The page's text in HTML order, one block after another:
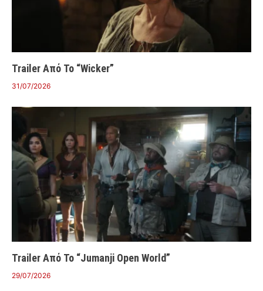
Trailer Από Το “Wicker”
31/07/2026
Trailer Από Το “Jumanji Open World”
29/07/2026